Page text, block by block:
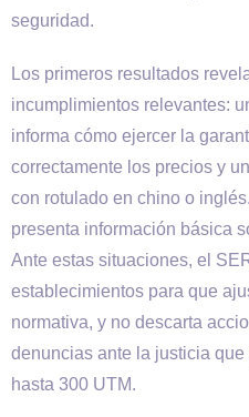
seguridad.
Los primeros resultados
incumplimientos relevantes:
informa cómo ejercer la
correctamente los precios y
con rotulado en chino o
presenta información básica
Ante estas situaciones, el
establecimientos para que
normativa, y no descarta
denuncias ante la justicia
hasta 300 UTM.